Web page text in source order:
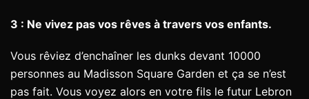
3 : Ne vivez pas vos rêves à travers vos enfants.
Vous rêviez d’enchaîner les dunks devant 10000
personnes au Madisson Square Garden et ça se n’est
pas fait. Vous voyez alors en votre fils le futur Lebron